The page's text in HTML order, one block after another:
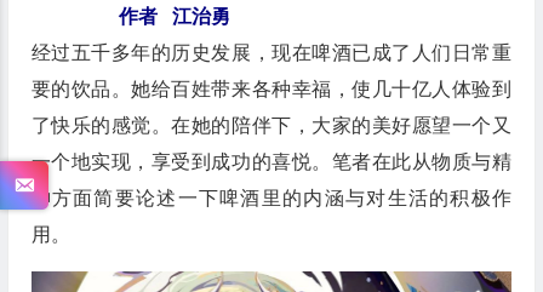
作者 江治勇
经过五千多年的历史发展，现在啤酒已成了人们日常重
要的饮品。她给百姓带来各种幸福，使几十亿人体验到
了快乐的感觉。在她的陪伴下，大家的美好愿望一个又
一个地实现，享受到成功的喜悦。笔者在此从物质与精
神方面简要论述一下啤酒里的内涵与对生活的积极作
用。